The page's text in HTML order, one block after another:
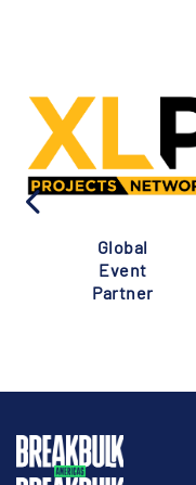
Global
Event
Partner